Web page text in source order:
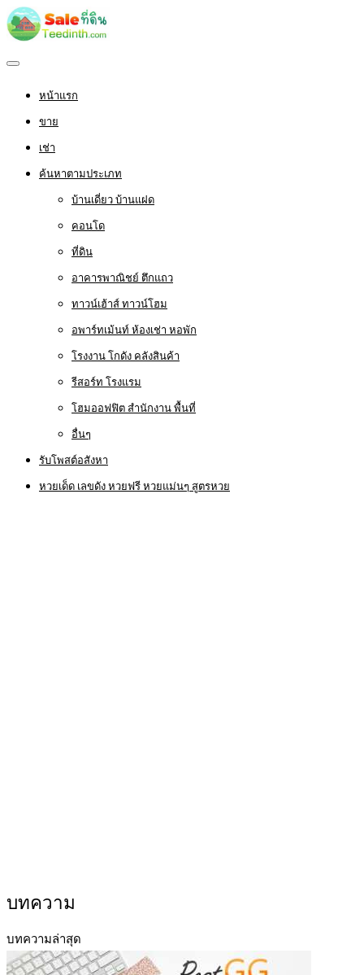
หน้าแรก
ขาย
เช่า
ค้นหาตามประเภท
บ้านเดี่ยว บ้านแฝด
คอนโด
ที่ดิน
อาคารพาณิชย์ ตึกแถว
ทาวน์เฮ้าส์ ทาวน์โฮม
อพาร์ทเม้นท์ ห้องเช่า หอพัก
โรงงาน โกดัง คลังสินค้า
รีสอร์ท โรงแรม
โฮมออฟฟิต สำนักงาน พื้นที่
อื่นๆ
รับโพสต์อสังหา
หวยเด็ด เลขดัง หวยฟรี หวยแม่นๆ สูตรหวย
บทความ
บทความล่าสุด